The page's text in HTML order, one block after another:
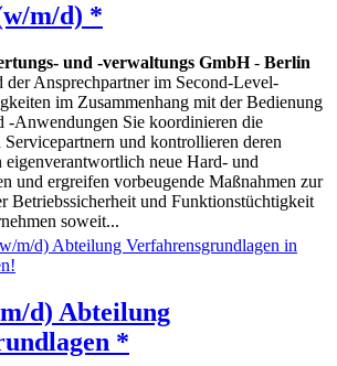
m/d) *
und -verwaltungs GmbH- Berlin
der Ansprechpartner im Second-Level-
im Zusammenhang mit der Bedienung
-Anwendungen Sie koordinieren die
und kontrollieren deren
eigenverantwortlich neue Hard- und
und ergreifen vorbeugende Maßnahmen zur
Betriebssicherheit und Funktionstüchtigkeit
soweit...
d) Abteilung
*